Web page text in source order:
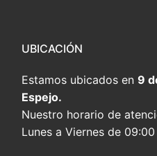
UBICACIÓN
Estamos ubicados en 9
Espejo.
Nuestro horario de
Lunes a Viernes de